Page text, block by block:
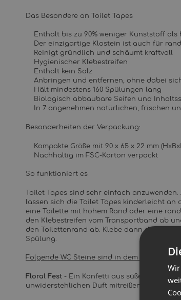
Das Besondere an Toilet Tapes
Enthält bis zu 90% weniger Kunststoff als
Der einzigartige Klostein ist auch für
Reinigt gründlich und schäumt kraftvoll
Hygienischer Klebestreifen
Enthält kein Salz
Anbringen und entfernen, ohne dabei
Hält mindestens 160 Spülungen lang
Biologisch abbaubare Seifen und
In 7 angenehmen natürlichen, frischen
Besonderheiten der Verpackung:
Kompakte Größe mit 90 x 65 x 22 mm
Nachhaltig im FSC-Karton verpackt
So funktioniert es
Toilet Tapes sind sehr einfach
lassen sich die Toilet Tapes kinderleicht
eine Toilette mit hohem Rand oder eine
den Klebestreifen vom Transportband ab
den Toilettenrand ab. Klebe dann den
Spülung.
Folgende WC Steine sind in dem Set
Floral Fest - Ein Konfetti aus süßen Blumen!
unwiderstehlichen Duft mitreißen.